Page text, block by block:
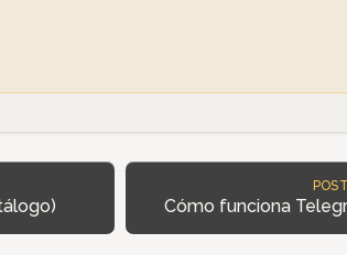
Cómo funciona